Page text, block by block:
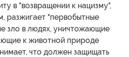
в "возвращении к нацизму",
разжигает "первобытные
зло в людях, уничтожающие
к животной природе
что должен защищать